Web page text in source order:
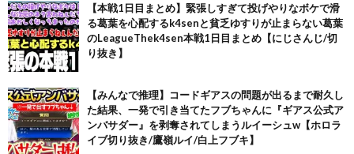
【本戦1日目まとめ】緊張しすぎて投げやりなボケで滑
る葛葉を心配するk4senと貧乏ゆすりが止まらない葛葉
のLeagueThek4sen本戦1日目まとめ【にじさんじ/切
り抜き】
【みんなで推理】コードギアスの問題が出るまで耐久し
た結果、一発で引き当てたフブちゃんに『ギアス公式ア
ンバサダー』を剥奪されてしまうルイーシュw【ホロラ
イブ切り抜き/鷹嶺ルイ/白上フブキ】